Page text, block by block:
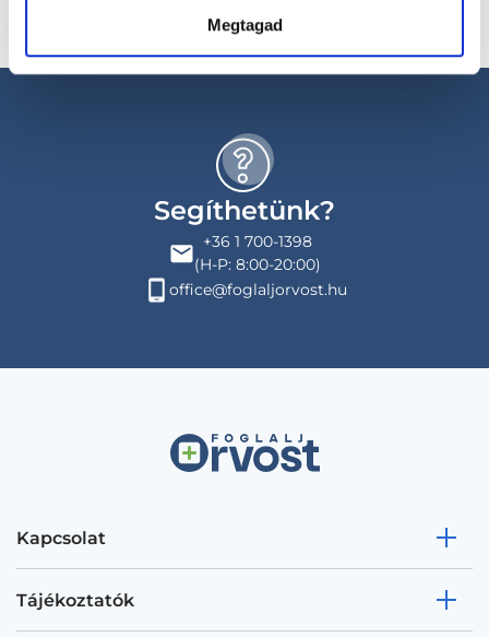
Megtagad
Segíthetünk?
+36 1 700-1398
(H-P: 8:00-20:00)
office@foglaljorvost.hu
Kapcsolat
Tájékoztatók